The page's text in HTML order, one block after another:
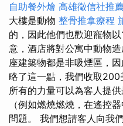
自助餐外燴 高雄徵信社推
大樓是動物 整骨推拿療程
的，因此他們也歡迎寵物
意，酒店將對公寓中動物
座建築物都是非吸煙區，
略了這一點，我們收取
所​​有的力量可以為客人提
（例如燃燒燃燒，在遙控
問題。 我們想請客人向我